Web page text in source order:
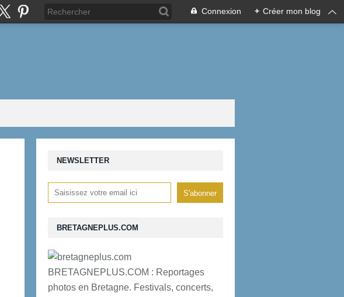
Connexion + Créer mon blog
NEWSLETTER
BRETAGNEPLUS.COM
BRETAGNEPLUS.COM : Reportages
photos en Bretagne. Festivals, concerts,